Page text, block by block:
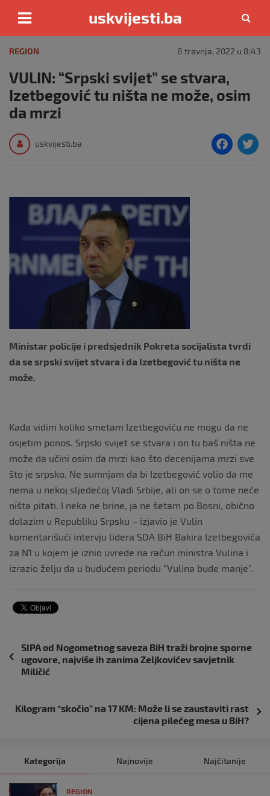
content
uskvijesti.ba
REGION 8 travnja, 2022 u 8:43
VULIN: “Srpski svijet” se stvara,
Izetbegović tu ništa ne može, osim
da mrzi
uskvijesti.ba
F
Ministar policije i predsjednik Pokreta socijalista tvrdi
da se srpski svijet stvara i da Izetbegović tu ništa ne
može.
Kada vidim koliko smetam Izetbegoviću ne mogu da ne
osjetim ponos. Srpski svijet se stvara i on tu baš ništa ne
može da učini osim da mrzi kao što decenijama mrzi sve
što je srpsko. Ne sumnjam da bi Izetbegović volio da me
nema u nekoj sljedećoj Vladi Srbije, ali on se o tome neće
ništa pitati. I neka ne brine, ja ne šetam po Bosni, obično
dolazim u Republiku Srpsku – izjavio je Vulin
komentarišući intervju lidera SDA BiH Bakira Izetbegovića
za N1 u kojem je iznio uvrede na račun ministra Vulina i
izrazio želju da u budućem periodu “Vulina bude manje”.
objava
SIPA od Nogometnog saveza BiH traži brojne sporne
ugovore, najviše ih zanima Zeljkovićev savjetnik
Miličić
Kilogram “skočio” na 17 KM: Može li se zaustaviti rast
cijena pilećeg mesa u BiH?
Kategorija Najnovije Najčitanije
REGION